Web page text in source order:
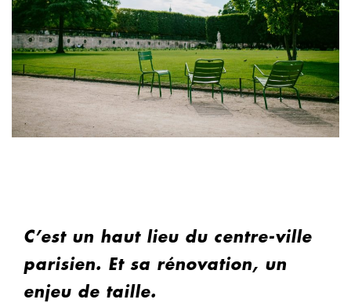
C’est un haut lieu du centre-ville
parisien. Et sa rénovation, un
enjeu de taille.